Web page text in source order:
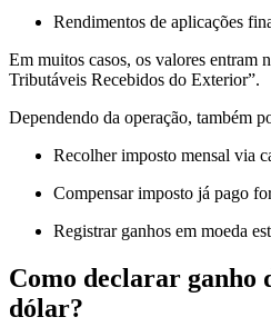
Rendimentos de aplicações
Em muitos casos, os valores entram
Tributáveis Recebidos do Exterior”.
Dependendo da operação, também
Recolher imposto mensal via
Compensar imposto já pago
Registrar ganhos em moeda
Como declarar ganho
dólar?